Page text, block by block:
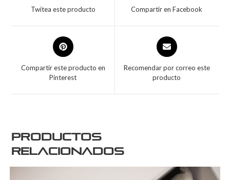
Twitea este producto Compartir en Facebook
Compartir este producto en
Pinterest
Recomendar por correo este
producto
Productos
relacionados